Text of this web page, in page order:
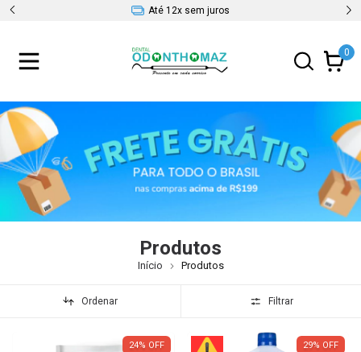
5% OFF Pix
0
Produtos
Início Produtos
Ordenar Filtrar
24% OFF 29% OFF